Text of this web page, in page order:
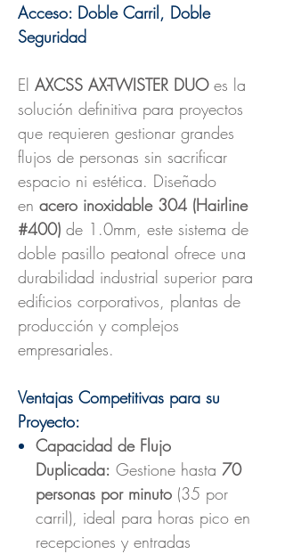
Acceso: Doble Carril, Doble
Seguridad
El AXCSS AX-TWISTER DUOes la
solución definitiva para proyectos
que requieren gestionar grandes
flujos de personas sin sacrificar
espacio ni estética. Diseñado
en acero inoxidable 304 (Hairline
#400) de 1.0mm, este sistema de
doble pasillo peatonal ofrece una
durabilidad industrial superior para
edificios corporativos, plantas de
producción y complejos
empresariales.
Ventajas Competitivas para su
Proyecto:
Capacidad de Flujo
Duplicada: Gestione hasta 70
personas por minuto (35 por
carril), ideal para horas pico en
recepciones y entradas